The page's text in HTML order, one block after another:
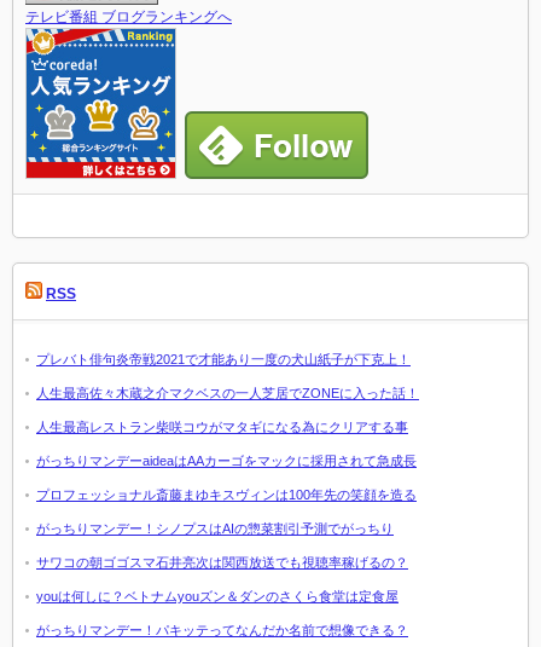
テレビ番組 ブログランキングへ
RSS
プレバト俳句炎帝戦2021で才能あり一度の犬山紙子が下克上！
人生最高佐々木蔵之介マクベスの一人芝居でZONEに入った話！
人生最高レストラン柴咲コウがマタギになる為にクリアする事
がっちりマンデーaideaはAAカーゴをマックに採用されて急成長
プロフェッショナル斎藤まゆキスヴィンは100年先の笑顔を造る
がっちりマンデー！シノプスはAIの惣菜割引予測でがっちり
サワコの朝ゴゴスマ石井亮次は関西放送でも視聴率稼げるの？
youは何しに？ベトナムyouズン＆ダンのさくら食堂は定食屋
がっちりマンデー！パキッテってなんだか名前で想像できる？